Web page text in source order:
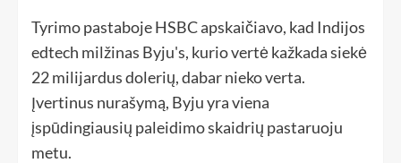
Tyrimo pastaboje HSBC apskaičiavo, kad Indijos
edtech milžinas Byju's, kurio vertė kažkada siekė
22 milijardus dolerių, dabar nieko verta.
Įvertinus nurašymą, Byju yra viena
įspūdingiausių paleidimo skaidrių pastaruoju
metu.